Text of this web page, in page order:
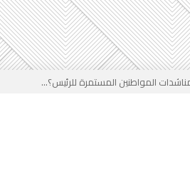
المواطنين المستمرة للرئيس؟...